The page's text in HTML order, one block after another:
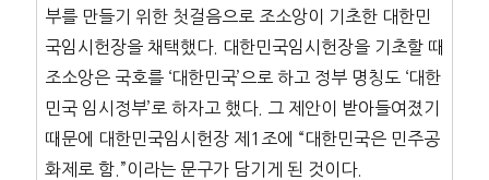
부를 만들기 위한 첫걸음으로 조소앙이 기초한 대한민
국임시헌장을 채택했다. 대한민국임시헌장을 기초할 때
조소앙은 국호를 ‘대한민국’으로 하고 정부 명칭도 ‘대한
민국 임시정부’로 하자고 했다. 그 제안이 받아들여졌기
때문에 대한민국임시헌장 제1조에 “대한민국은 민주공
화제로 함.”이라는 문구가 담기게 된 것이다.